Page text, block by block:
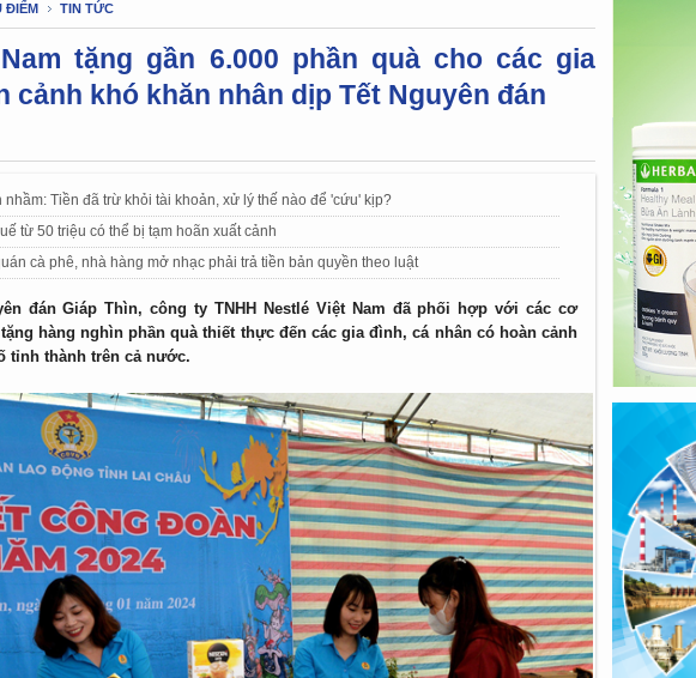
ĐIỂM TIN TỨC
tặng gần 6.000 phần quà cho các gia
cảnh khó khăn nhân dịp Tết Nguyên đán
nhầm: Tiền đã trừ khỏi tài khoản, xử lý thế nào để 'cứu' kịp?
từ 50 triệu có thể bị tạm hoãn xuất cảnh
cà phê, nhà hàng mở nhạc phải trả tiền bản quyền theo luật
đán Giáp Thìn, công ty TNHH Nestlé Việt Nam đã phối hợp với các cơ
hàng nghìn phần quà thiết thực đến các gia đình, cá nhân có hoàn cảnh
tỉnh thành trên cả nước.